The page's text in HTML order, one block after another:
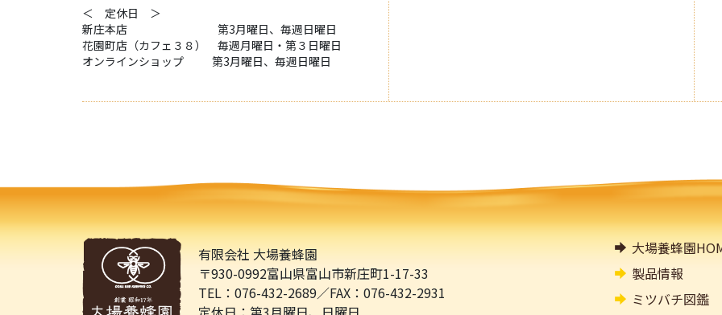
＜ 定休日 ＞
新庄本店 第3月曜日、毎週日曜日
花園町店（カフェ３８） 毎週月曜日・第３日曜日
オンラインショップ 第3月曜日、毎週日曜日
有限会社 大場養蜂園
〒930-0992富山県富山市新庄町1-17-33
TEL：076-432-2689／FAX：076-432-2931
大場養蜂園
製品情報
ミツバチ図鑑